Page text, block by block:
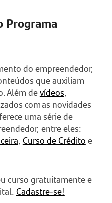
Programa
do empreendedor,
que auxiliam
Além devídeos,
com as novidades
uma série de
entre eles:
, Curso de Créditoe
curso gratuitamente e
Cadastre-se!